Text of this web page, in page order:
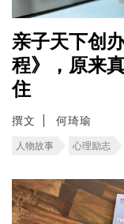
亲子天下创
程》，原来
住
撰文 何琦瑜
人物故事 心理励志